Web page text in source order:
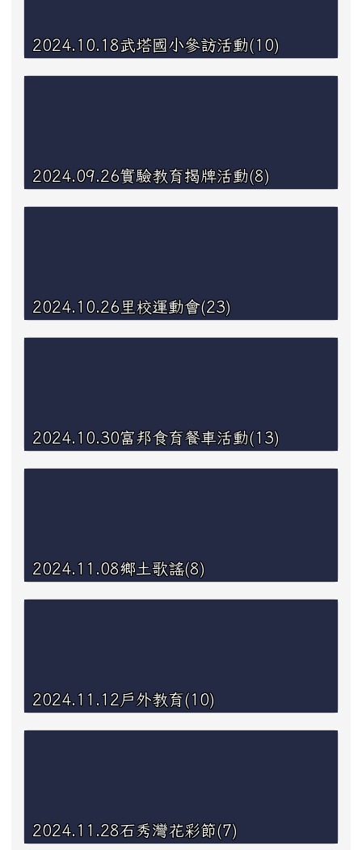
2024.10.18武塔國小參訪活動(10)
2024.09.26實驗教育揭牌活動(8)
2024.10.26里校運動會(23)
2024.10.30富邦食育餐車活動(13)
2024.11.08鄉土歌謠(8)
2024.11.12戶外教育(10)
2024.11.28石秀灣花彩節(7)